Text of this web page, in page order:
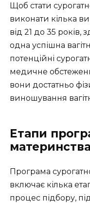
Щоб стати
виконати кілька
від 21 до 35 років,
одна успішна
потенційні
медичне
вони достатньо
виношування
Етапи
материнства
Програма
включає кілька
процес підбору,